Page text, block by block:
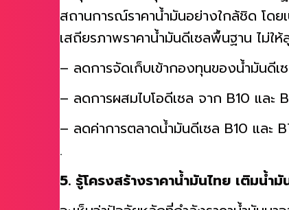
สถานการณ์ราคาน้ำมันอย่างใกล้ชิด โด
เสถียรภาพราคาน้ำมันดีเซลพื้นฐาน ไม่
– ลดการจัดเก็บเข้ากองทุนของน้ำมันดี
– ลดการผสมไบโอดีเซล จาก B10 และ
– ลดค่าการตลาดน้ำมันดีเซล B10 และ
.
5. รู้โครงสร้างราคาน้ำมันไทย เติมน้ำ